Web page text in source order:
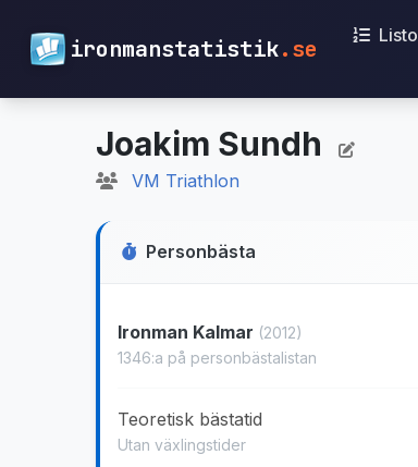
ironmanstatistik.se
Joakim Sundh
VM Triathlon
Personbästa
Ironman Kalmar (2012)
1346:a på personbästalistan
Teoretisk bästatid
Utan växlingstider